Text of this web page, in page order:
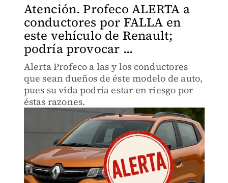
Atención. Profeco ALERTA a
conductores por FALLA en
este vehículo de Renault;
podría provocar ...
Alerta Profeco a las y los conductores
que sean dueños de éste modelo de auto,
pues su vida podría estar en riesgo por
éstas razones.